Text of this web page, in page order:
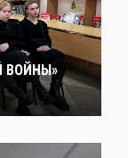
ВОЙНЫ»